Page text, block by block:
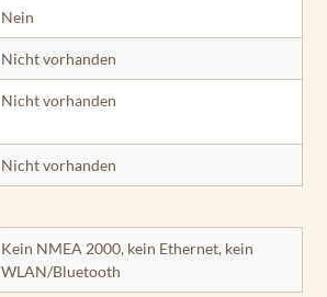
Nein
Nicht vorhanden
Nicht vorhanden
Nicht vorhanden
Kein NMEA 2000, kein Ethernet, kein
WLAN/Bluetooth